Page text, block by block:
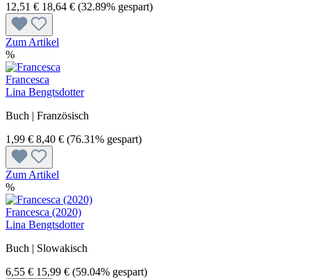
12,51 € 18,64 € (32.89% gespart)
Zum Artikel
%
Francesca
Lina Bengtsdotter
Buch | Französisch
1,99 € 8,40 € (76.31% gespart)
Zum Artikel
%
Francesca (2020)
Lina Bengtsdotter
Buch | Slowakisch
6,55 € 15,99 € (59.04% gespart)